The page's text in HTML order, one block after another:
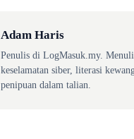
Adam Haris
Penulis di LogMasuk.my.
keselamatan siber, literasi
penipuan dalam talian.